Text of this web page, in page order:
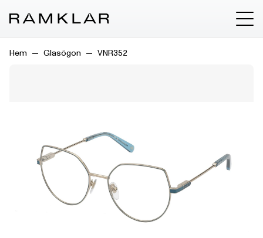
Hem Glasögon VNR352